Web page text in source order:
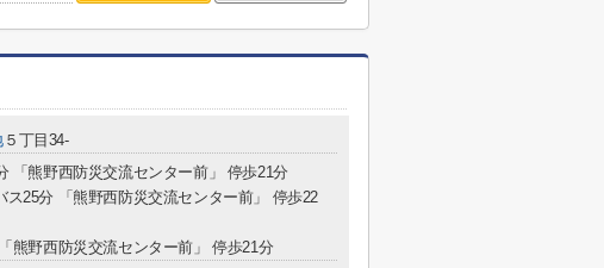
５丁目34-
「熊野西防災交流センター前」 停歩21分
ス25分 「熊野西防災交流センター前」 停歩22
熊野西防災交流センター前」 停歩21分